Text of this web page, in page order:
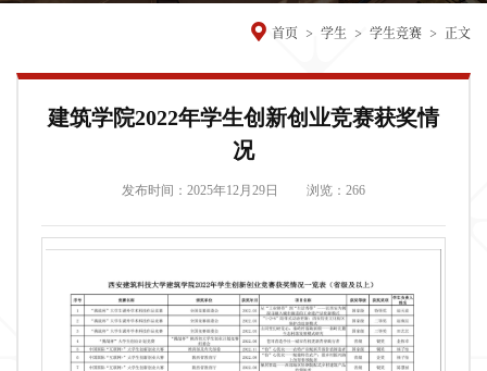
首页 > 学生 > 学生竞赛 > 正文
建筑学院2022年学生创新创业竞赛获奖情
况
发布时间：2025年12月29日 浏览： 266